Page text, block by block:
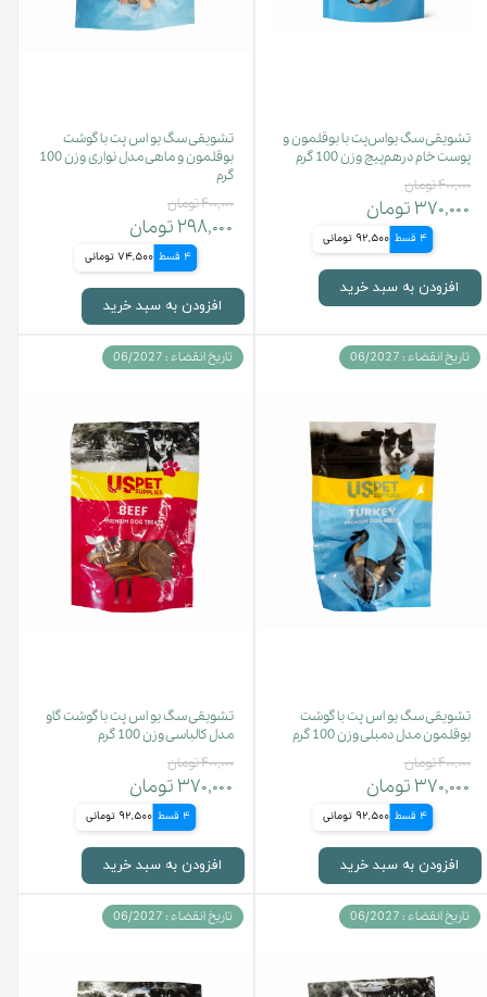
تشویقی سگ یواس‌پت با بوقلمون و
پوست خام درهم‌پیچ وزن 100 گرم
۴۰۰,۰۰۰ تومان
۳۷۰,۰۰۰ تومان
4 قسط 92,500 تومانی
افزودن به سبد خرید
تشویقی سگ یو اس پت با گوشت
بوقلمون و ماهی مدل نواری وزن 100
گرم
۴۰۰,۰۰۰ تومان
۲۹۸,۰۰۰ تومان
4 قسط 74,500 تومانی
افزودن به سبد خرید
تشویقی سگ یو اس پت با گوشت
بوقلمون مدل دمبلی وزن 100 گرم
۴۰۰,۰۰۰ تومان
۳۷۰,۰۰۰ تومان
4 قسط 92,500 تومانی
افزودن به سبد خرید
تاریخ انقضاء : 06/2027
تشویقی سگ یو اس پت با گوشت گاو
مدل کالباسی وزن 100 گرم
۴۰۰,۰۰۰ تومان
۳۷۰,۰۰۰ تومان
4 قسط 92,500 تومانی
افزودن به سبد خرید
تاریخ انقضاء : 06/2027
تاریخ انقضاء : 06/2027 تاریخ انقضاء : 06/2027